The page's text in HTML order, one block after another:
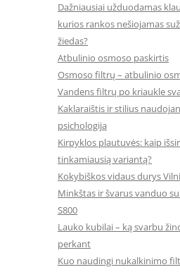
Dažniausiai užduodamas
kurios rankos nešiojamas
žiedas?
Atbulinio osmoso paskirtis
Osmoso filtrų – atbulinio
Vandens filtrų po kriaukle
Kaklaraištis ir stilius
psichologija
Kirpyklos plautuvės: kaip
tinkamiausią variantą?
Kokybiškos vidaus durys
Minkštas ir švarus vanduo
S800
Lauko kubilai – ką svarbu
perkant
Kuo naudingi nukalkinimo